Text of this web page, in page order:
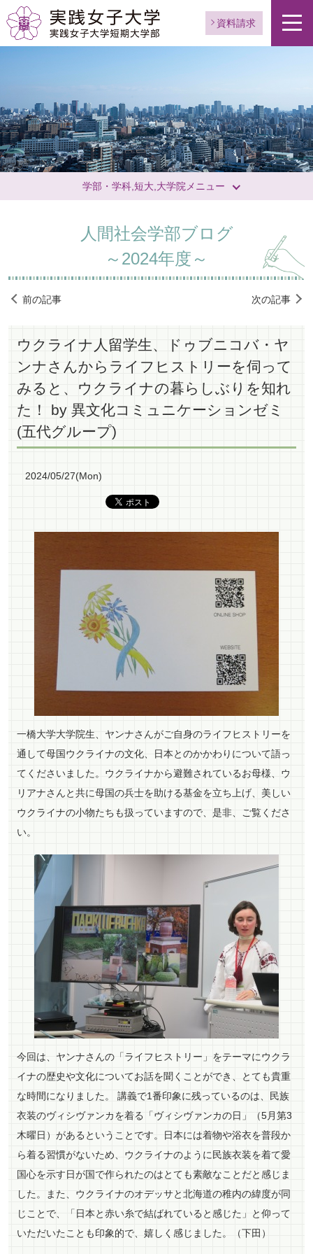
資料請求
学部・学科,短大,大学院メニュー
人間社会学部ブログ
～2024年度～
前の記事 次の記事
ウクライナ人留学生、ドゥブニコバ・ヤ
ンナさんからライフヒストリーを伺って
みると、ウクライナの暮らしぶりを知れ
た！ by 異文化コミュニケーションゼミ
(五代グループ)
2024/05/27(Mon)
一橋大学大学院生、ヤンナさんがご自身のライフヒストリーを
通して母国ウクライナの文化、日本とのかかわりについて語っ
てくださいました。ウクライナから避難されているお母様、ウ
リアナさんと共に母国の兵士を助ける基金を立ち上げ、美しい
ウクライナの小物たちも扱っていますので、是非、ご覧くださ
い。
今回は、ヤンナさんの「ライフヒストリー」をテーマにウクラ
イナの歴史や文化についてお話を聞くことができ、とても貴重
な時間になりました。 講義で1番印象に残っているのは、民族
衣装のヴィシヴァンカを着る「ヴィシヴァンカの日」（5月第3
木曜日）があるということです。日本には着物や浴衣を普段か
ら着る習慣がないため、ウクライナのように民族衣装を着て愛
国心を示す日が国で作られたのはとても素敵なことだと感じま
した。また、ウクライナのオデッサと北海道の稚内の緯度が同
じことで、「日本と赤い糸で結ばれていると感じた」と仰って
いただいたことも印象的で、嬉しく感じました。（下田）